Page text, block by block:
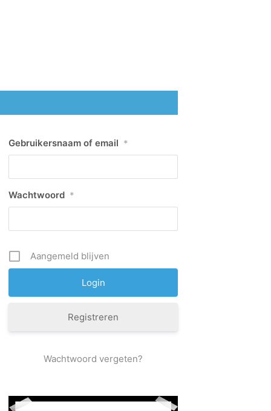
Gebruikersnaam of email *
Wachtwoord *
Aangemeld blijven
Registreren
Wachtwoord vergeten?